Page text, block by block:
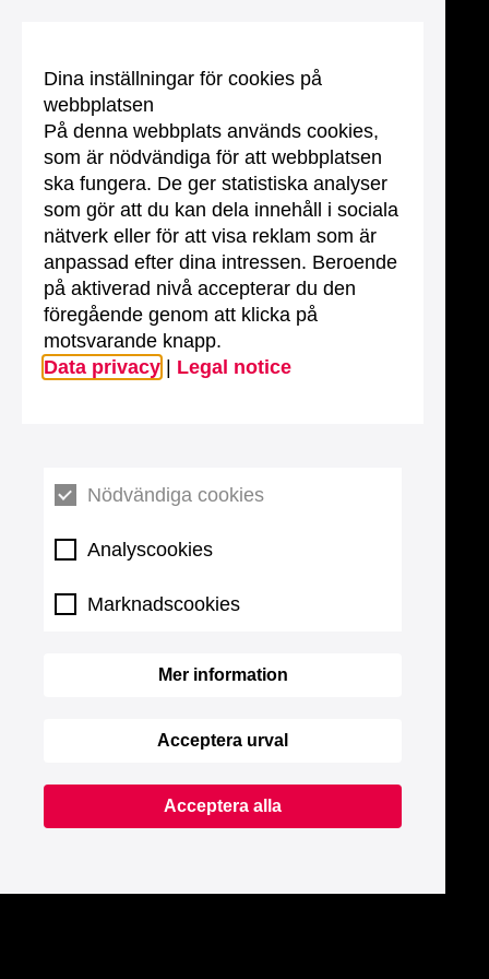
Dina inställningar för cookies på
webbplatsen
På denna webbplats används cookies,
som är nödvändiga för att webbplatsen
ska fungera. De ger statistiska analyser
som gör att du kan dela innehåll i sociala
nätverk eller för att visa reklam som är
anpassad efter dina intressen. Beroende
på aktiverad nivå accepterar du den
föregående genom att klicka på
motsvarande knapp.
Data privacy
Legal notice
Nödvändiga cookies
Analyscookies
Marknadscookies
Mer information
Acceptera urval
Acceptera alla